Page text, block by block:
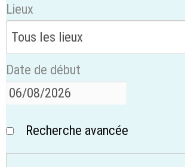
Lieux
Date de début
Recherche avancée